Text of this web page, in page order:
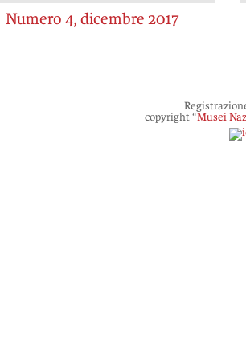
Numero 4, dicembre 2017
copyright “Musei